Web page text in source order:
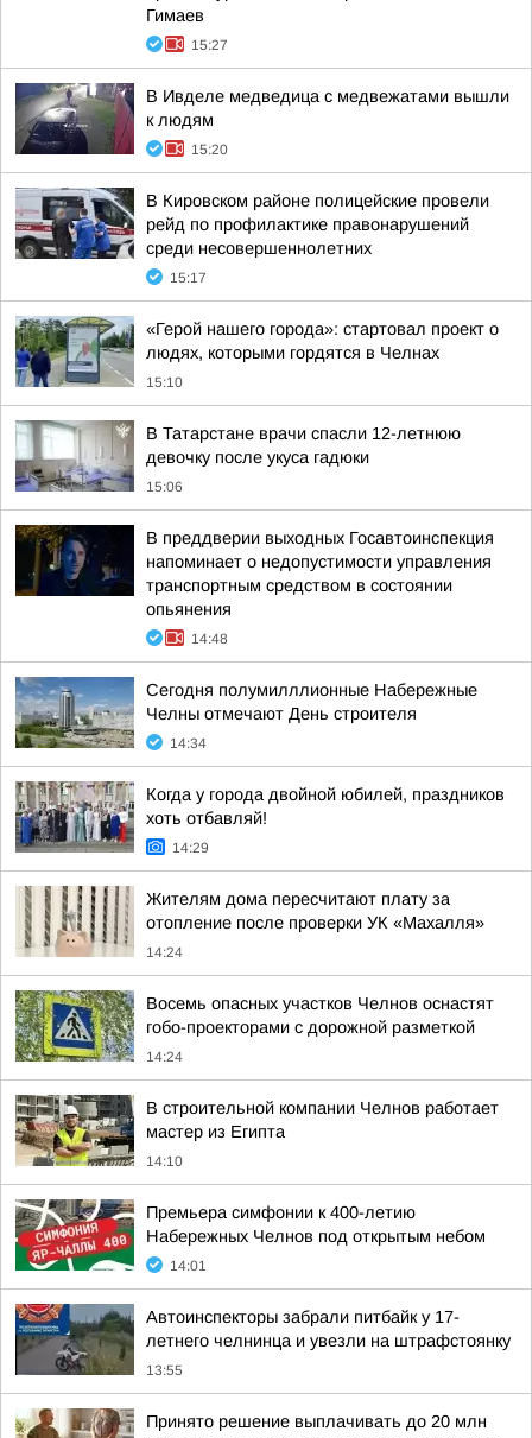
Гимаев
15:27
В Ивделе медведица с медвежатами вышли
к людям
15:20
В Кировском районе полицейские провели
рейд по профилактике правонарушений
среди несовершеннолетних
15:17
«Герой нашего города»: стартовал проект о
людях, которыми гордятся в Челнах
15:10
В Татарстане врачи спасли 12-летнюю
девочку после укуса гадюки
15:06
В преддверии выходных Госавтоинспекция
напоминает о недопустимости управления
транспортным средством в состоянии
опьянения
14:48
Сегодня полумилллионные Набережные
Челны отмечают День строителя
14:34
Когда у города двойной юбилей, праздников
хоть отбавляй!
14:29
Жителям дома пересчитают плату за
отопление после проверки УК «Махалля»
14:24
Восемь опасных участков Челнов оснастят
гобо-проекторами с дорожной разметкой
14:24
В строительной компании Челнов работает
мастер из Египта
14:10
Премьера симфонии к 400-летию
Набережных Челнов под открытым небом
14:01
Автоинспекторы забрали питбайк у 17-
летнего челнинца и увезли на штрафстоянку
13:55
Принято решение выплачивать до 20 млн